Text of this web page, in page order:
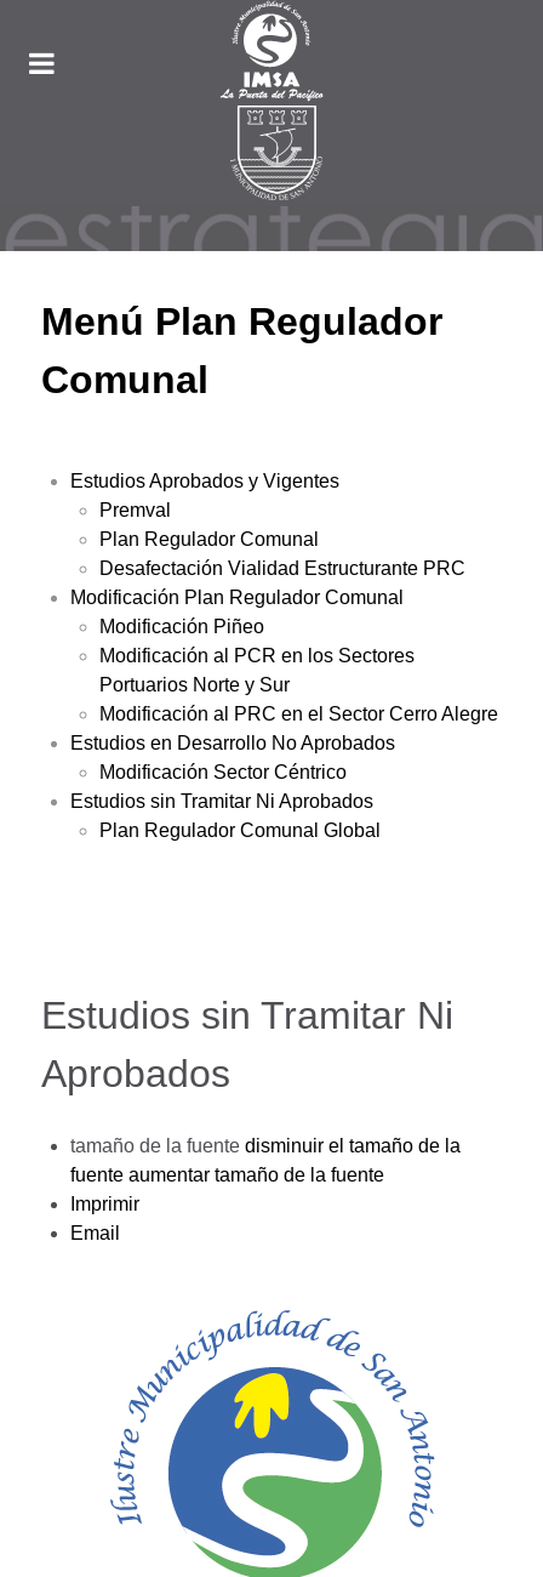
Menú Plan Regulador
Comunal
Estudios Aprobados y Vigentes
Premval
Plan Regulador Comunal
Desafectación Vialidad Estructurante PRC
Modificación Plan Regulador Comunal
Modificación Piñeo
Modificación al PCR en los Sectores
Portuarios Norte y Sur
Modificación al PRC en el Sector Cerro Alegre
Estudios en Desarrollo No Aprobados
Modificación Sector Céntrico
Estudios sin Tramitar Ni Aprobados
Plan Regulador Comunal Global
Estudios sin Tramitar Ni
Aprobados
tamaño de la fuente disminuir el tamaño de la
fuente aumentar tamaño de la fuente
Imprimir
Email